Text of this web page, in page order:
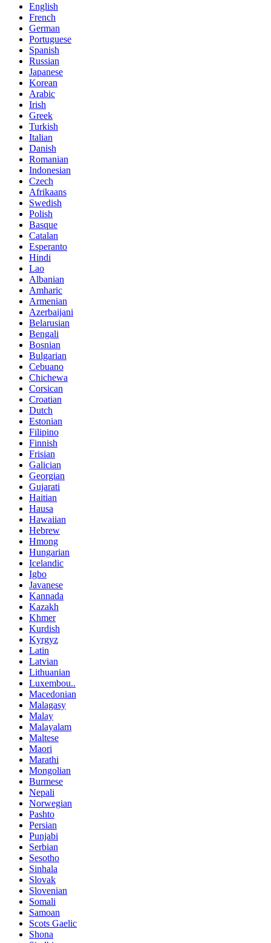
English
French
German
Portuguese
Spanish
Russian
Japanese
Korean
Arabic
Irish
Greek
Turkish
Italian
Danish
Romanian
Indonesian
Czech
Afrikaans
Swedish
Polish
Basque
Catalan
Esperanto
Hindi
Lao
Albanian
Amharic
Armenian
Azerbaijani
Belarusian
Bengali
Bosnian
Bulgarian
Cebuano
Chichewa
Corsican
Croatian
Dutch
Estonian
Filipino
Finnish
Frisian
Galician
Georgian
Gujarati
Haitian
Hausa
Hawaiian
Hebrew
Hmong
Hungarian
Icelandic
Igbo
Javanese
Kannada
Kazakh
Khmer
Kurdish
Kyrgyz
Latin
Latvian
Lithuanian
Luxembou..
Macedonian
Malagasy
Malay
Malayalam
Maltese
Maori
Marathi
Mongolian
Burmese
Nepali
Norwegian
Pashto
Persian
Punjabi
Serbian
Sesotho
Sinhala
Slovak
Slovenian
Somali
Samoan
Scots Gaelic
Shona